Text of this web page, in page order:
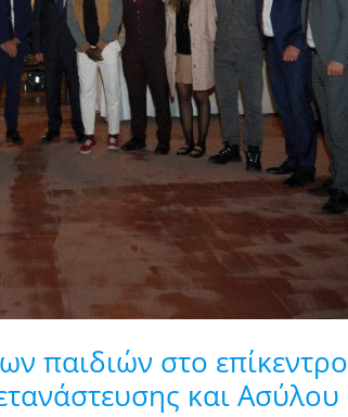
παιδιών στο επίκεντρο
και Ασύλου